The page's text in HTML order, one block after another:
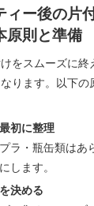
ィー後の片
原則と準備
をスムーズに
ります。以下の
初に整理
ラ・瓶缶類はあ
します。
決める